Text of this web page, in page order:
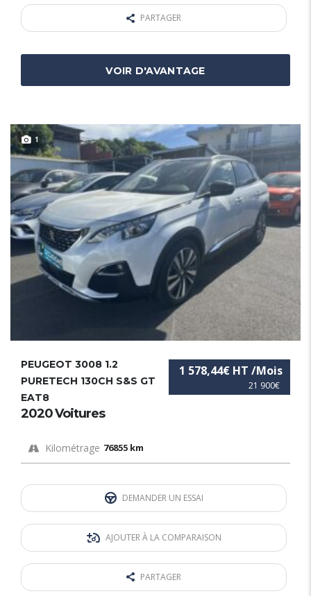
PARTAGER
VOIR D'AVANTAGE
1
21 900€
1 578,44€ HT /Mois
PEUGEOT 3008 1.2
PURETECH 130CH S&S GT
EAT8
2020 Voitures
Kilométrage 76855 km
DEMANDER UN ESSAI
AJOUTER À LA COMPARAISON
PARTAGER